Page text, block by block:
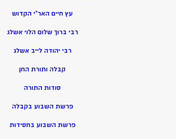
עץ חיים האר”י הקדוש
רבי ברוך שלום הלוי אשלג
רבי יהודה לייב אשלג
קבלה ותורת החן
סודות התורה
פרשת השבוע בקבלה
פרשת השבוע בחסידות